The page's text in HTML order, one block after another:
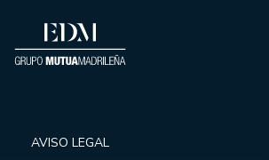
AVISO LEGAL